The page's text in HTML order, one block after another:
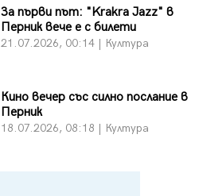
За първи път: "Krakra Jazz" в
Перник вече е с билети
21.07.2026, 00:14 | Култура
Кино вечер със силно послание в
Перник
18.07.2026, 08:18 | Култура